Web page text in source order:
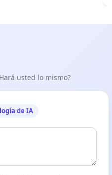
usted lo mismo?
de IA